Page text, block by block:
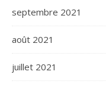
septembre 2021
août 2021
juillet 2021